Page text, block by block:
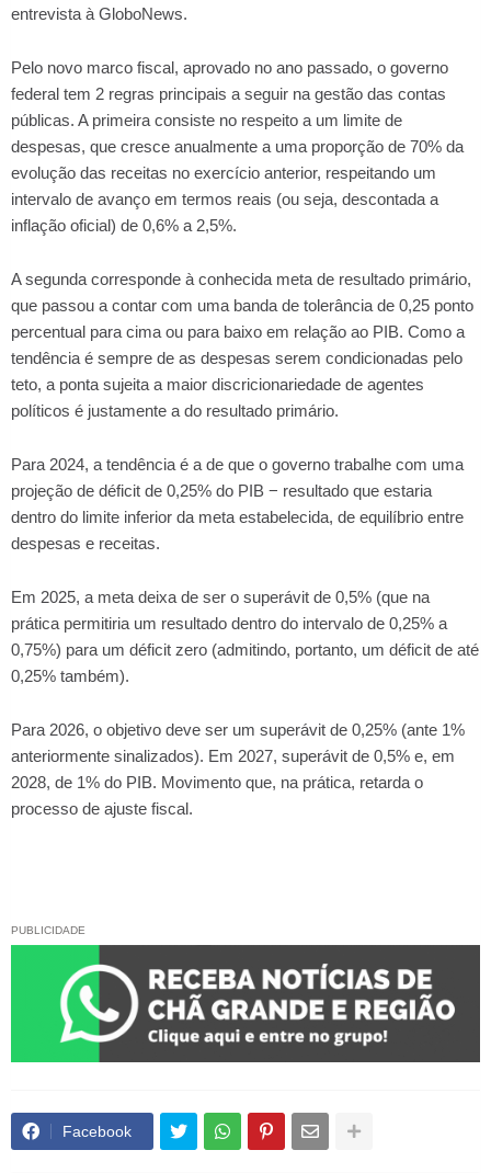
entrevista à GloboNews.
Pelo novo marco fiscal, aprovado no ano passado, o governo
federal tem 2 regras principais a seguir na gestão das contas
públicas. A primeira consiste no respeito a um limite de
despesas, que cresce anualmente a uma proporção de 70% da
evolução das receitas no exercício anterior, respeitando um
intervalo de avanço em termos reais (ou seja, descontada a
inflação oficial) de 0,6% a 2,5%.
A segunda corresponde à conhecida meta de resultado primário,
que passou a contar com uma banda de tolerância de 0,25 ponto
percentual para cima ou para baixo em relação ao PIB. Como a
tendência é sempre de as despesas serem condicionadas pelo
teto, a ponta sujeita a maior discricionariedade de agentes
políticos é justamente a do resultado primário.
Para 2024, a tendência é a de que o governo trabalhe com uma
projeção de déficit de 0,25% do PIB − resultado que estaria
dentro do limite inferior da meta estabelecida, de equilíbrio entre
despesas e receitas.
Em 2025, a meta deixa de ser o superávit de 0,5% (que na
prática permitiria um resultado dentro do intervalo de 0,25% a
0,75%) para um déficit zero (admitindo, portanto, um déficit de até
0,25% também).
Para 2026, o objetivo deve ser um superávit de 0,25% (ante 1%
anteriormente sinalizados). Em 2027, superávit de 0,5% e, em
2028, de 1% do PIB. Movimento que, na prática, retarda o
processo de ajuste fiscal.
PUBLICIDADE
Facebook